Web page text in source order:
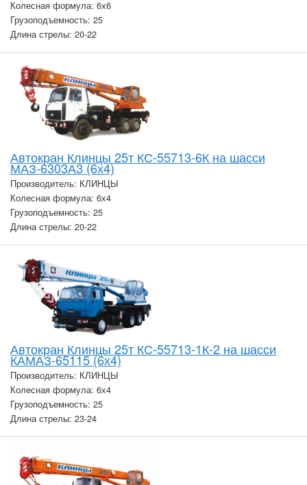
Колесная формула: 6х6
Грузоподъемность: 25
Длина стрелы: 20-22
Автокран Клинцы 25т КС-55713-6К на шасси
МАЗ-6303А3 (6х4)
Производитель: КЛИНЦЫ
Колесная формула: 6х4
Грузоподъемность: 25
Длина стрелы: 20-22
Автокран Клинцы 25т КС-55713-1К-2 на шасси
КАМАЗ-65115 (6х4)
Производитель: КЛИНЦЫ
Колесная формула: 6х4
Грузоподъемность: 25
Длина стрелы: 23-24